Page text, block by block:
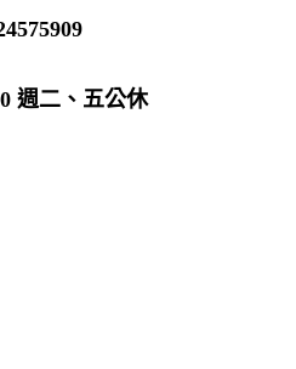
週二、五公休